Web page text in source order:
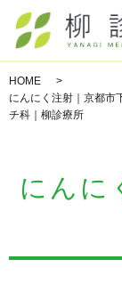
HOME
にんにく注射｜京都市
チ科｜柳診療所
にんに